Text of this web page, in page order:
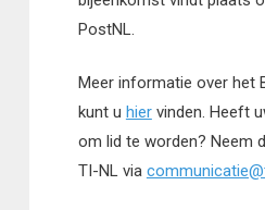
PostNL.
Meer informatie over het
kunt u hiervinden. Heeft
om lid te worden? Neem
TI-NL via